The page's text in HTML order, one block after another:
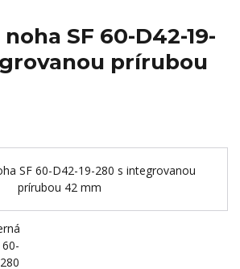
SF 60-D42-19-
prírubou